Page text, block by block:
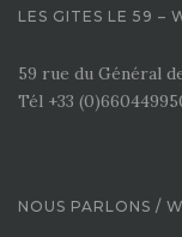
LES GITES LE 59 –
59 rue du Général
Tél +33
NOUS PARLONS /